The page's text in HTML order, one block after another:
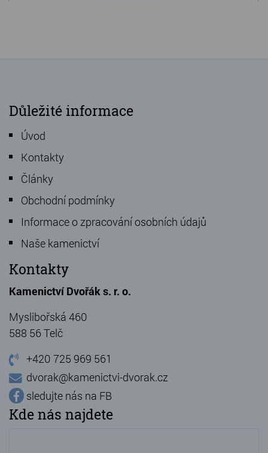
Důležité informace
Úvod
Kontakty
Články
Obchodní podmínky
Informace o zpracování osobních údajů
Naše kamenictví
Kontakty
Kamenictví Dvořák s. r. o.
Myslibořská 460
588 56 Telč
+420 725 969 561
dvorak@kamenictvi-dvorak.cz
sledujte nás na FB
Kde nás najdete